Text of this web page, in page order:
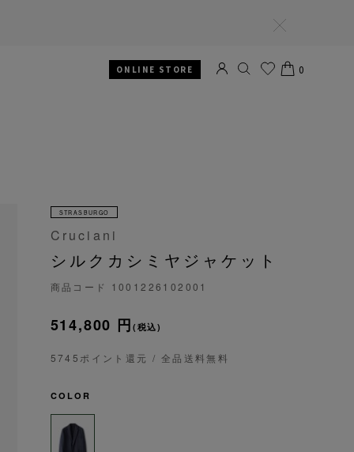
る
ONLINE STORE 0
STRASBURGO
Cruciani
シルクカシミヤジャケット
商品コード 1001226102001
514,800 円 (税込)
5745ポイント還元 / 全品送料無料
COLOR